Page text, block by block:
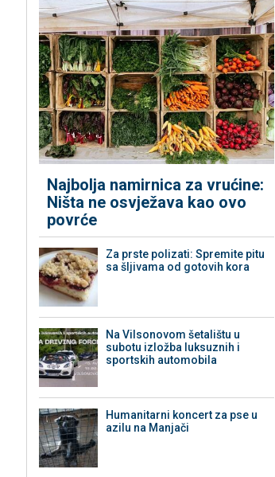
Najbolja namirnica za vrućine:
Ništa ne osvježava kao ovo
povrće
Za prste polizati: Spremite pitu
sa šljivama od gotovih kora
Na Vilsonovom šetalištu u
subotu izložba luksuznih i
sportskih automobila
Humanitarni koncert za pse u
azilu na Manjači